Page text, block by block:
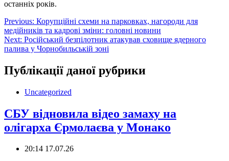
останніх років.
Навігація
записів
Previous: Корупційні схеми на парковках, нагороди для
медійників та кадрові зміни: головні новини
Next: Російський безпілотник атакував сховище ядерного
палива у Чорнобильській зоні
Публікації даної рубрики
Uncategorized
СБУ відновила відео замаху на
олігарха Єрмолаєва у Монако
20:14 17.07.26